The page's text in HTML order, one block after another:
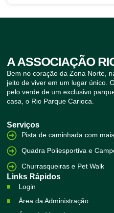
A ASSOCIAÇÃO
Bem no coração da Zona Norte,
jeito de viver em um lugar único.
pelo verde de um exclusivo
casa, o Rio Parque Carioca.
Serviços
Pista de caminhada com
Quadra Poliesportiva e
Churrasqueiras e Pet Walk
Links Rápidos
Login
Área da Administração